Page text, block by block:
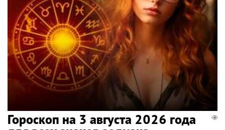
Гороскоп на 3 августа 2026 года